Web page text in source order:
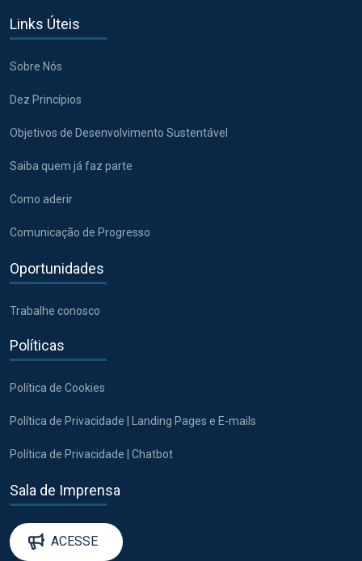
Links Úteis
Sobre Nós
Dez Princípios
Objetivos de Desenvolvimento Sustentável
Saiba quem já faz parte
Como aderir
Comunicação de Progresso
Oportunidades
Trabalhe conosco
Políticas
Política de Cookies
Política de Privacidade | Landing Pages e E-mails
Política de Privacidade | Chatbot
Sala de Imprensa
ACESSE